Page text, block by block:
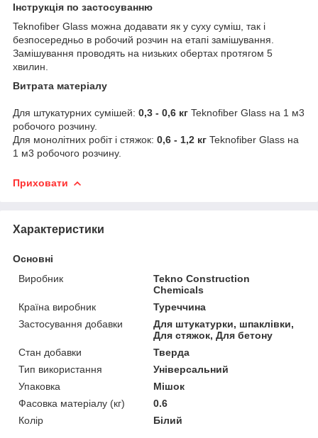
Інструкція по застосуванню
Teknofiber Glass можна додавати як у суху суміш, так і
безпосередньо в робочий розчин на етапі замішування.
Замішування проводять на низьких обертах протягом 5
хвилин.
Витрата матеріалу
Для штукатурних сумішей: 0,3 - 0,6 кг Teknofiber Glass на 1 м3
робочого розчину.
Для монолітних робіт і стяжок: 0,6 - 1,2 кг Teknofiber Glass на
1 м3 робочого розчину.
Приховати
Характеристики
Основні
Виробник
Tekno Construction
Chemicals
Країна виробник
Туреччина
Застосування добавки
Для штукатурки, шпаклівки,
Для стяжок, Для бетону
Стан добавки
Тверда
Тип використання
Універсальний
Упаковка
Мішок
Фасовка матеріалу (кг)
0.6
Колір
Білий